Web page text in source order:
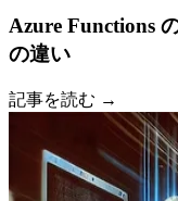
Azure Functions
の違い
記事を読む →